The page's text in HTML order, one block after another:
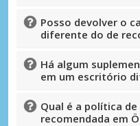
Posso devolver o
diferente do de
Há algum
em um escritório
Qual é a política
recomendada em